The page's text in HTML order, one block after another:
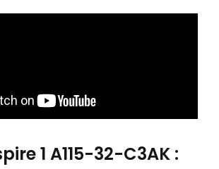
1 A115-32-C3AK :